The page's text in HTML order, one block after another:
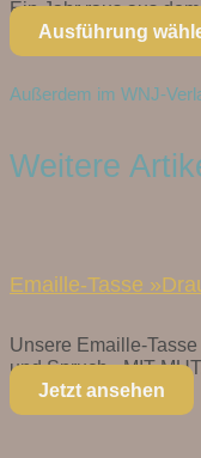
Ein Jahr raus aus
Ausführung
Außerdem im WNJ-
Weitere
Emaille-Tasse
Unsere Emaille-
und Spruch »MIT
Jetzt ansehen